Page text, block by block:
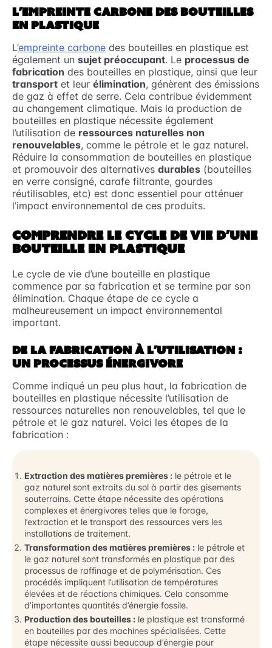
L’EMPREINTE CARBONE DES BOUTEILLES
EN PLASTIQUE
L’empreinte carbone des bouteilles en plastique est
également un sujet préoccupant. Le processus de
fabrication des bouteilles en plastique, ainsi que leur
transport et leur élimination, génèrent des émissions
de gaz à effet de serre. Cela contribue évidemment
au changement climatique. Mais la production de
bouteilles en plastique nécessite également
l’utilisation de ressources naturelles non
renouvelables, comme le pétrole et le gaz naturel.
Réduire la consommation de bouteilles en plastique
et promouvoir des alternatives durables (bouteilles
en verre consigné, carafe filtrante, gourdes
réutilisables, etc) est donc essentiel pour atténuer
l’impact environnemental de ces produits.
COMPRENDRE LE CYCLE DE VIE D’UNE
BOUTEILLE EN PLASTIQUE
Le cycle de vie d’une bouteille en plastique
commence par sa fabrication et se termine par son
élimination. Chaque étape de ce cycle a
malheureusement un impact environnemental
important.
DE LA FABRICATION À L’UTILISATION :
UN PROCESSUS ÉNERGIVORE
Comme indiqué un peu plus haut, la fabrication de
bouteilles en plastique nécessite l’utilisation de
ressources naturelles non renouvelables, tel que le
pétrole et le gaz naturel. Voici les étapes de la
fabrication :
Extraction des matières premières : le pétrole et le
gaz naturel sont extraits du sol à partir des gisements
souterrains. Cette étape nécessite des opérations
complexes et énergivores telles que le forage,
l’extraction et le transport des ressources vers les
installations de traitement.
Transformation des matières premières : le pétrole et
le gaz naturel sont transformés en plastique par des
processus de raffinage et de polymérisation. Ces
procédés impliquent l’utilisation de températures
élevées et de réactions chimiques. Cela consomme
d’importantes quantités d’énergie fossile.
Production des bouteilles : le plastique est transformé
en bouteilles par des machines spécialisées. Cette
étape nécessite aussi beaucoup d’énergie pour